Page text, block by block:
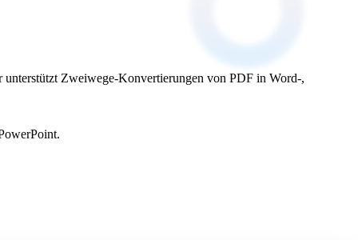
unterstützt Zweiwege-Konvertierungen von PDF in Word-,